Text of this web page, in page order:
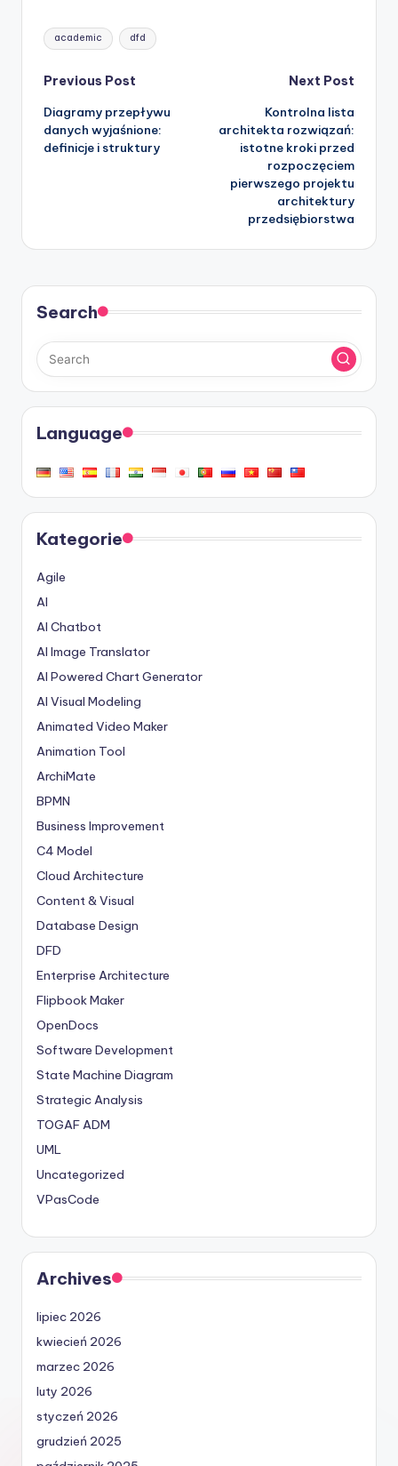
Tags:
academic dfd
Post
navigation
Previous Post
Diagramy przepływu
danych wyjaśnione:
definicje i struktury
Next Post
Kontrolna lista
architekta rozwiązań:
istotne kroki przed
rozpoczęciem
pierwszego projektu
architektury
przedsiębiorstwa
Search
Language
Kategorie
Agile
AI
AI Chatbot
AI Image Translator
AI Powered Chart Generator
AI Visual Modeling
Animated Video Maker
Animation Tool
ArchiMate
BPMN
Business Improvement
C4 Model
Cloud Architecture
Content & Visual
Database Design
DFD
Enterprise Architecture
Flipbook Maker
OpenDocs
Software Development
State Machine Diagram
Strategic Analysis
TOGAF ADM
UML
Uncategorized
VPasCode
Archives
lipiec 2026
kwiecień 2026
marzec 2026
luty 2026
styczeń 2026
grudzień 2025